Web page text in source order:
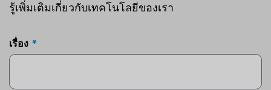
รู้เพิ่มเติมเกี่ยวกับเทคโนโลยีของเรา
เรื่อง